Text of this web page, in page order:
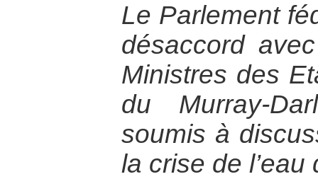
Le Parlement
désaccord
Ministres des
du Murray-
soumis à
la crise de